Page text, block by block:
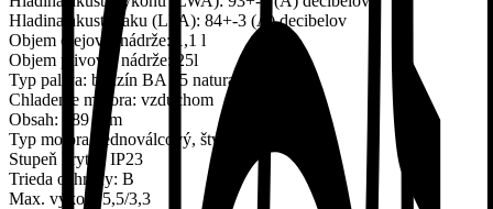
Hladina akust. tlaku (LPA): 84+-3 (A) decibelov
Objem olejovej nádrže: 1,1 l
Objem plivovej nádrže: 25l
Typ paliva: benzín BA 95 natural
Chladenie motora: vzduchom
Obsah: 389 ccm
Typ motora: jednoválcový, štvortaktný OHV
Stupeň krytia: IP23
Trieda ochrany: B
Max. výkon: 5,5/3,3